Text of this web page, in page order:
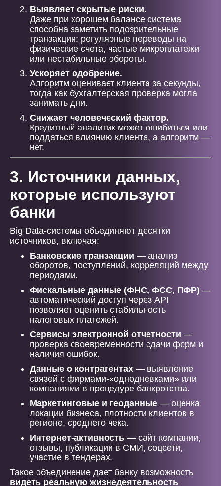
Выявляет скрытые риски.
Даже при хорошем балансе система
способна заметить подозрительные
транзакции: регулярные переводы на
физические счета, частые микроплатежи
или нестабильные обороты.
Ускоряет одобрение.
Алгоритм оценивает клиента за секунды,
тогда как бухгалтерская проверка могла
занимать дни.
Снижает человеческий фактор.
Кредитный аналитик может ошибиться или
поддаться влиянию клиента, а алгоритм —
нет.
3. Источники данных,
которые используют
банки
Big Data-системы объединяют десятки
источников, включая:
Банковские транзакции — анализ
оборотов, поступлений, корреляций между
периодами.
Фискальные данные (ФНС, ФСС, ПФР) —
автоматический доступ через API
позволяет оценить стабильность
налоговых платежей.
Сервисы электронной отчетности —
проверка своевременности сдачи форм и
наличия ошибок.
Данные о контрагентах — выявление
связей с фирмами-«однодневками» или
компаниями в процедуре банкротства.
Маркетинговые и геоданные — оценка
локации бизнеса, плотности клиентов в
регионе, среднего чека.
Интернет-активность — сайт компании,
отзывы, публикации в СМИ, соцсети,
участие в тендерах.
Такое объединение дает банку возможность
видеть реальную жизнедеятельность